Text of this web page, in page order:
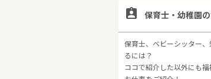
 保育士・幼稚園
保育士、ベビーシッター、
るには？
ココで紹介した以外にも